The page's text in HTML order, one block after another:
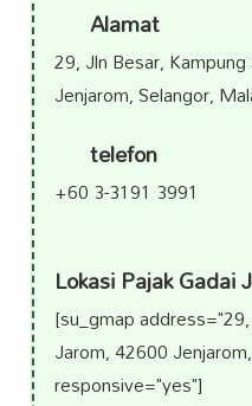
Alamat
29, Jln Besar,
Jenjarom, Selangor,
telefon
+60 3-3191 3991
Lokasi Pajak Gadai
[su_gmap
Jarom, 42600
responsive="yes"]